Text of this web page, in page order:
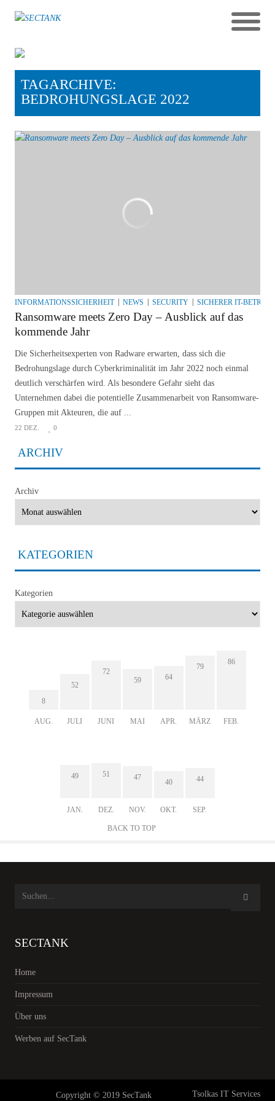
TAGARCHIVE:
BEDROHUNGSLAGE 2022
INFORMATIONSSICHERHEIT NEWS SECURITY SICHERER IT-BETRIEB
Ransomware meets Zero Day – Ausblick auf das
kommende Jahr
Die Sicherheitsexperten von Radware erwarten, dass sich die
Bedrohungslage durch Cyberkriminalität im Jahr 2022 noch einmal
deutlich verschärfen wird. Als besondere Gefahr sieht das
Unternehmen dabei die potentielle Zusammenarbeit von Ransomware-
Gruppen mit Akteuren, die auf ...
22 DEZ. 0
ARCHIV
Archiv
KATEGORIEN
Kategorien
8
AUG.
52
JULI
72
JUNI
59
MAI
64
APR.
79
MÄRZ
86
FEB.
49
JAN.
51
DEZ.
47
NOV.
40
OKT.
44
SEP.
BACK TO TOP
SECTANK
Home
Impressum
Über uns
Werben auf SecTank
Copyright © 2019 SecTank Tsolkas IT Services